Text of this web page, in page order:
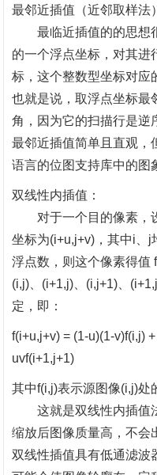
最邻近插值（近邻取样法
最临近插值的的思想
的一个浮点坐标，对其进
标，这个整数型坐标对应
也就是说，取浮点坐标最
角，因为它的扫描行是逆
最邻近插值简单且直观，
语言的位图支持库中的图
双线性内插值：
对于一个目的像素，
坐标为(i+u,j+v)，其中i、j
浮点数，则这个像素得值
(i,j)、(i+1,j)、(i,j+1)、
定，即：
f(i+u,j+v) = (1-u)(1-v)f(i,j)
uvf(i+1,j+1)
其中f(i,j)表示源图像(i,j)处
这就是双线性内插值
缩放后图像质量高，不会
双线性插值具有低通滤波